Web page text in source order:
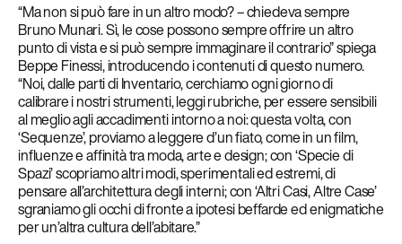
“Ma non si può fare in un altro modo? – chiedeva sempre
Bruno Munari. Sì, le cose possono sempre offrire un altro
punto di vista e si può sempre immaginare il contrario” spiega
Beppe Finessi, introducendo i contenuti di questo numero.
“Noi, dalle parti di Inventario, cerchiamo ogni giorno di
calibrare i nostri strumenti, leggi rubriche, per essere sensibili
al meglio agli accadimenti intorno a noi: questa volta, con
‘Sequenze’, proviamo a leggere d’un fiato, come in un film,
influenze e affinità tra moda, arte e design; con ‘Specie di
Spazi’ scopriamo altri modi, sperimentali ed estremi, di
pensare all’architettura degli interni; con ‘Altri Casi, Altre Case’
sgraniamo gli occhi di fronte a ipotesi beffarde ed enigmatiche
per un’altra cultura dell’abitare.”